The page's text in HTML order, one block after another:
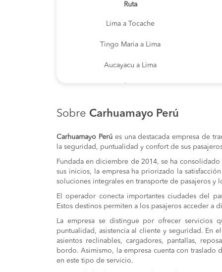
Ruta
Lima a Tocache
Tingo Maria a Lima
Aucayacu a Lima
Lima a Tingo Maria
Nuevo Progreso a Lima
Lima a Nuevo Progreso
Lima a Huanuco
Lima a San Rafael
Lima a Ambo
Sobre Carhuamayo Perú
Carhuamayo Perúes una destacada empresa de
la seguridad, puntualidad y confort de sus
Fundada en diciembre de 2014, se ha
sus inicios, la empresa ha priorizado la
soluciones integrales en transporte de pasajeros y
El operador conecta importantes ciudades del
Estos destinos permiten a los pasajeros acceder
La empresa se distingue por ofrecer servicios
puntualidad, asistencia al cliente y seguridad. En
asientos reclinables, cargadores, pantallas,
bordo. Asimismo, la empresa cuenta con traslado
en este tipo de servicio.